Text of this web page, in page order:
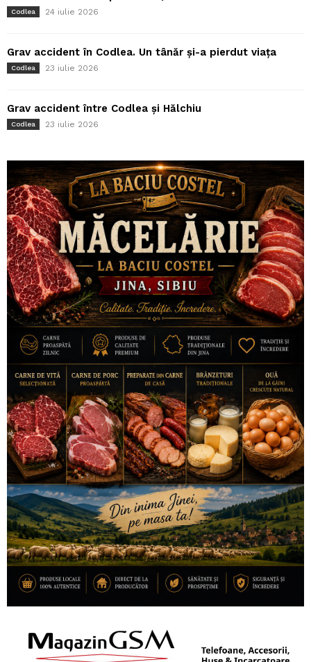
Codlea 24 iulie 2026
Grav accident în Codlea. Un tânăr și-a pierdut viața
Codlea 23 iulie 2026
Grav accident între Codlea și Hălchiu
Codlea 23 iulie 2026